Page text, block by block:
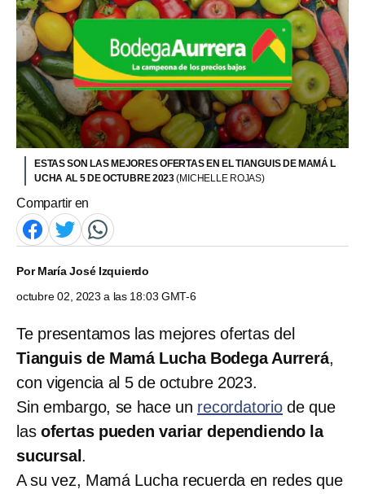
ESTAS SON LAS MEJORES OFERTAS EN EL TIANGUIS DE MAMÁ L
UCHA AL 5 DE OCTUBRE 2023(MICHELLE ROJAS)
Compartir en
PorMaría José Izquierdo
octubre 02, 2023 a las 18:03 GMT-6
Te presentamos las mejores ofertas del
Tianguis de Mamá Lucha Bodega Aurrerá,
con vigencia al 5 de octubre 2023.
Sin embargo, se hace un recordatoriode que
las ofertas pueden variar dependiendo la
sucursal .
A su vez, Mamá Lucha recuerda en redes que